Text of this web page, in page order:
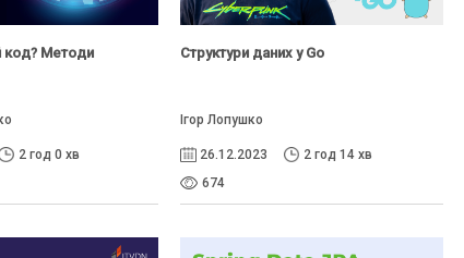
код? Методи
2 год 0 хв
Структури даних у Go
Ігор Лопушко
26.12.2023
2 год 14 хв
674